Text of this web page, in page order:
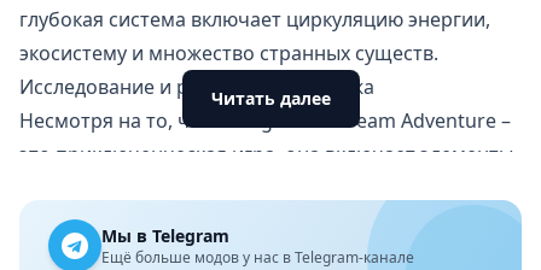
глубокая система включает циркуляцию энергии,
экосистему и множество странных существ.
Исследование и развитие персонажа
Несмотря на то, что Garage: Bad Dream Adventure –
это приключенческая игра, она включает элементы
модифицируя свое тело и получая новые
способности. В игре также есть сложная система
Читать далее
Мы в Telegram
Ещё больше модов у нас в Telegram-канале